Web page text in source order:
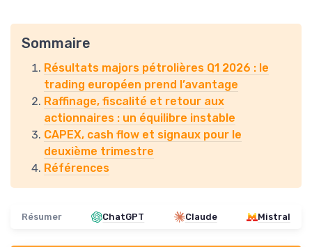
Sommaire
Résultats majors pétrolières Q1 2026 : le
trading européen prend l’avantage
Raffinage, fiscalité et retour aux
actionnaires : un équilibre instable
CAPEX, cash flow et signaux pour le
deuxième trimestre
Références
Résumer ChatGPT Claude Mistral